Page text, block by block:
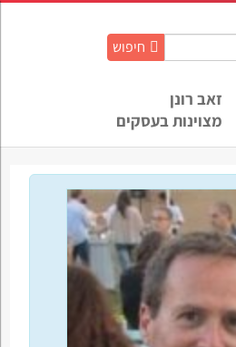
חיפוש
זאב רונן
מצוינות בעסקים